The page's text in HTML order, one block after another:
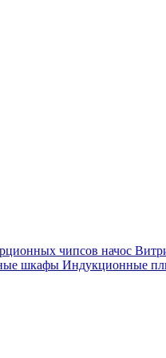
чипсов начос
шкафы Индукционные